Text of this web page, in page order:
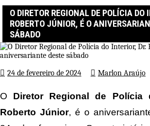
O DIRETOR REGIONAL DE POLÍCIA DO
ROBERTO JÚNIOR, É O
SÁBADO
24 de fevereiro de 2024 Marlon Araújo
O Diretor Regional de Polícia
Roberto Júnior, é o